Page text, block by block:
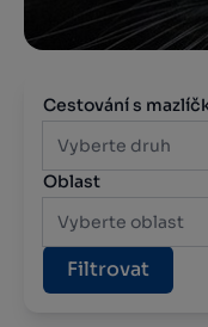
Cestování s
Vyberte druh
Oblast
Vyberte oblast
Filtrovat